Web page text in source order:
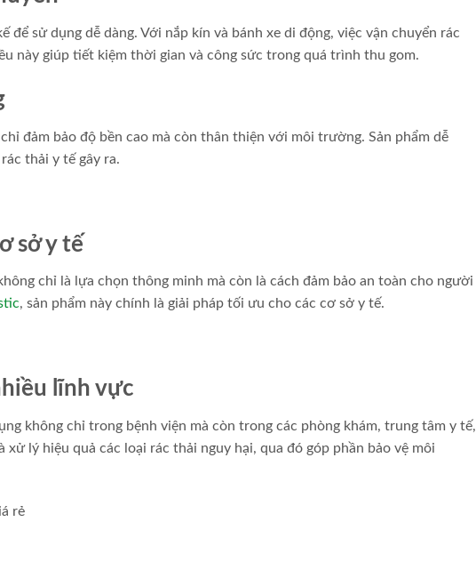
sử dụng dễ dàng. Với nắp kín và bánh xe di động, việc vận chuyển rác
này giúp tiết kiệm thời gian và công sức trong quá trình thu gom.
đảm bảo độ bền cao mà còn thân thiện với môi trường. Sản phẩm dễ
thải y tế gây ra.
sở y tế
chỉ là lựa chọn thông minh mà còn là cách đảm bảo an toàn cho người
, sản phẩm này chính là giải pháp tối ưu cho các cơ sở y tế.
lĩnh vực
không chỉ trong bệnh viện mà còn trong các phòng khám, trung tâm y tế,
lý hiệu quả các loại rác thải nguy hại, qua đó góp phần bảo vệ môi